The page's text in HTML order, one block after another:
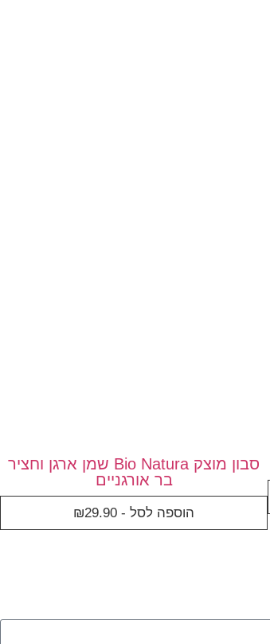
סבון מוצק Bio Natura שמן ארגן וחציר
בר אורגניים
הוספה לסל - ₪29.90